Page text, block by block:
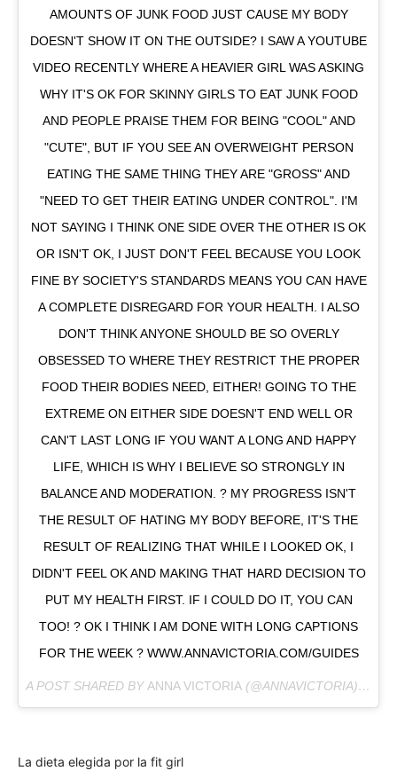
AMOUNTS OF JUNK FOOD JUST CAUSE MY BODY
DOESN'T SHOW IT ON THE OUTSIDE? I SAW A YOUTUBE
VIDEO RECENTLY WHERE A HEAVIER GIRL WAS ASKING
WHY IT'S OK FOR SKINNY GIRLS TO EAT JUNK FOOD
AND PEOPLE PRAISE THEM FOR BEING "COOL" AND
"CUTE", BUT IF YOU SEE AN OVERWEIGHT PERSON
EATING THE SAME THING THEY ARE "GROSS" AND
"NEED TO GET THEIR EATING UNDER CONTROL". I'M
NOT SAYING I THINK ONE SIDE OVER THE OTHER IS OK
OR ISN'T OK, I JUST DON'T FEEL BECAUSE YOU LOOK
FINE BY SOCIETY'S STANDARDS MEANS YOU CAN HAVE
A COMPLETE DISREGARD FOR YOUR HEALTH. I ALSO
DON'T THINK ANYONE SHOULD BE SO OVERLY
OBSESSED TO WHERE THEY RESTRICT THE PROPER
FOOD THEIR BODIES NEED, EITHER! GOING TO THE
EXTREME ON EITHER SIDE DOESN'T END WELL OR
CAN'T LAST LONG IF YOU WANT A LONG AND HAPPY
LIFE, WHICH IS WHY I BELIEVE SO STRONGLY IN
BALANCE AND MODERATION. ? MY PROGRESS ISN'T
THE RESULT OF HATING MY BODY BEFORE, IT'S THE
RESULT OF REALIZING THAT WHILE I LOOKED OK, I
DIDN'T FEEL OK AND MAKING THAT HARD DECISION TO
PUT MY HEALTH FIRST. IF I COULD DO IT, YOU CAN
TOO! ? OK I THINK I AM DONE WITH LONG CAPTIONS
FOR THE WEEK ? WWW.ANNAVICTORIA.COM/GUIDES
A POST SHARED BYANNA VICTORIA (@ANNAVICTORIA) ON
La dieta elegida por la fit girl